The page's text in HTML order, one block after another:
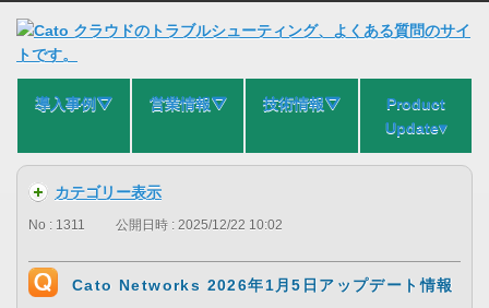
導入事例⛛ 営業情報⛛ 技術情報⛛
Product
Update▾
カテゴリー表示
No : 1311 公開日時 : 2025/12/22 10:02
Cato Networks 2026年1月5日アップデート情報